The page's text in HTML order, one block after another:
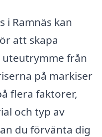
i Ramnäs kan
att skapa
uteutrymme från
på markiser
flera faktorer,
och typ av
du förvänta dig